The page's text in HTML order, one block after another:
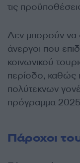
τις
Δεν μπορούν να
άνεργοι που
κοινωνικού
περίοδο, καθώς
πολύτεκνων
πρόγραμμα
Πάροχοι